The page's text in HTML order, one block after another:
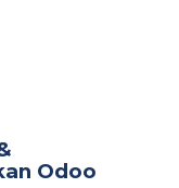
Odoo